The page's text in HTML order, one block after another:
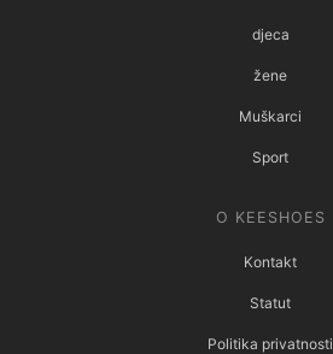
djeca
žene
Muškarci
Sport
O KEESHOES
Kontakt
Statut
Politika privatnosti